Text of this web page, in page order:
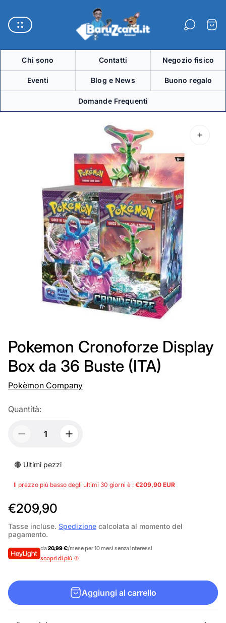
del
negozio"
Chi sono Contatti Negozio fisico
Eventi Blog e News Buono regalo
Domande Frequenti
Pokemon Cronoforze Display
Box da 36 Buste (ITA)
Pokèmon Company
Quantità:
🔴 Ultimi pezzi
Il prezzo più basso degli ultimi 30 giorni è : €209,90 EUR
P
r
e
z
o
n
€209,90
Tasse incluse. Spedizione calcolata al momento del
pagamento.
da20,99 €/mese per 10 mesi senza interessi
scopri di più
Aggiungi al carrello